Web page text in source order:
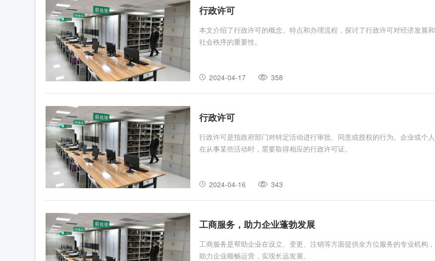
行政许可
本文介绍了行政许可的概念、特点和办理流程，探讨了行政许可对经济发展和
社会秩序的重要性。
2024-04-17 358
行政许可
行政许可是指政府部门对特定活动进行审批、同意或授权的行为。企业或个人
在从事某些活动时，需要取得相应的行政许可证。
2024-04-16 343
工商服务，助力企业蓬勃发展
工商服务是帮助企业在设立、变更、注销等方面提供全方位服务的专业机构，
助力企业顺畅运营，实现长远发展。